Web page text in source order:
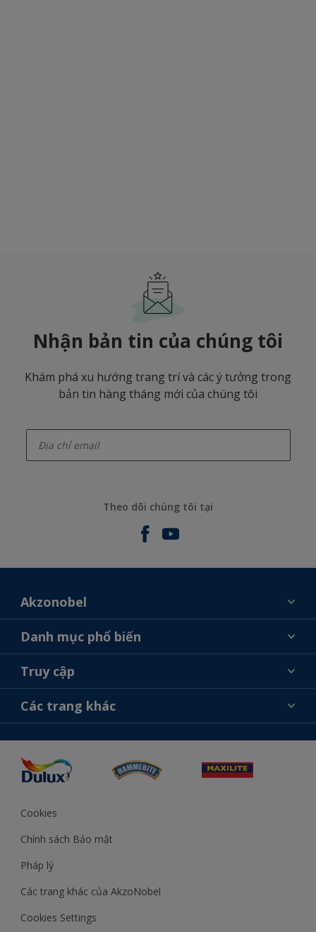
Nhận bản tin của chúng tôi
Khám phá xu hướng trang trí và các ý tưởng trong
bản tin hàng tháng mới của chúng tôi
Theo dõi chúng tôi tại
Akzonobel
Giới thiệu về AkzoNobel
Liên hệ chúng tôi
Tìm một cửa hàng
Danh mục phổ biến
Tìm màu sắc
Chọn sản phẩm
Ý tưởng
Truy cập
Khả năng truy cập
Tính Chính Xác về Màu Sắc
Các trang khác
Cookies
Chính sách Bảo mật
Pháp lý
Các trang khác của AkzoNobel
Cookies Settings